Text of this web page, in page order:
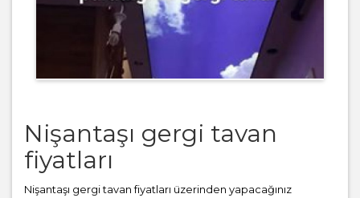
Nişantaşı gergi tavan
fiyatları
Nişantaşı gergi tavan fiyatları üzerinden yapacağınız